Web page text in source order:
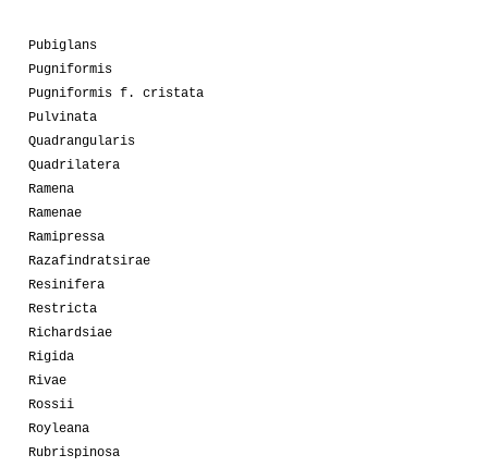
Pubiglans
Pugniformis
Pugniformis f. cristata
Pulvinata
Quadrangularis
Quadrilatera
Ramena
Ramenae
Ramipressa
Razafindratsirae
Resinifera
Restricta
Richardsiae
Rigida
Rivae
Rossii
Royleana
Rubrispinosa